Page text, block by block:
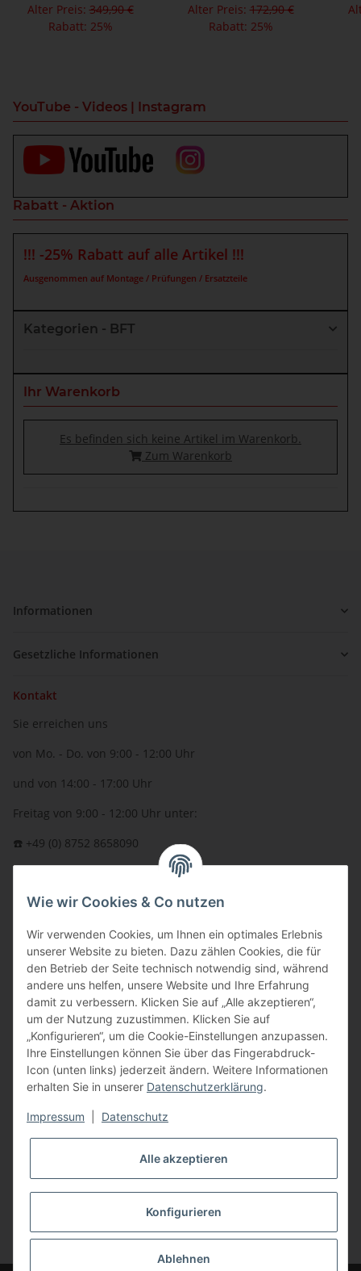
Alter Preis:349,90 €
Rabatt: 25%
Alter Preis:172,90 €
Rabatt: 25%
YouTube - Videos | Instagram
Rabatt - Aktion
!!! -25% Rabatt auf alle Artikel !!!
Ausgenommen auf Montage / Prüfungen / Ersatzteile
Kategorien - BFT
Ihr Warenkorb
Es befinden sich keine Artikel im Warenkorb.
Zum Warenkorb
Informationen
Gesetzliche Informationen
Kontakt
Sie erreichen uns
von Mo. - Do. von 9:00 - 12:00 Uhr
und von 14:00 - 17:00 Uhr
Freitag von 9:00 - 12:00 Uhr unter:
☎️ +49 (0) 8752 8658090
oder über unserKontaktformular
BFT - Autorisierter Fachhändler
* Alle Preise inkl. gesetzlicher USt., zzgl.Versand
Wie wir Cookies & Co nutzen
Wir verwenden Cookies, um Ihnen ein optimales Erlebnis
unserer Website zu bieten. Dazu zählen Cookies, die für
den Betrieb der Seite technisch notwendig sind, während
andere uns helfen, unsere Website und Ihre Erfahrung
damit zu verbessern. Klicken Sie auf „Alle akzeptieren“,
um der Nutzung zuzustimmen. Klicken Sie auf
„Konfigurieren“, um die Cookie-Einstellungen anzupassen.
Ihre Einstellungen können Sie über das Fingerabdruck-
Icon (unten links) jederzeit ändern. Weitere Informationen
erhalten Sie in unserer Datenschutzerklärung.
Impressum Datenschutz
Alle akzeptieren
Konfigurieren
Ablehnen